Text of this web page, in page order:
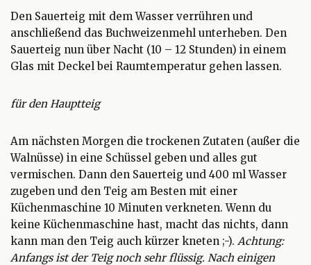
Den Sauerteig mit dem Wasser verrühren und
anschließend das Buchweizenmehl unterheben. Den
Sauerteig nun über Nacht (10 – 12 Stunden) in einem
Glas mit Deckel bei Raumtemperatur gehen lassen.
für den Hauptteig
Am nächsten Morgen die trockenen Zutaten (außer die
Walnüsse) in eine Schüssel geben und alles gut
vermischen. Dann den Sauerteig und 400 ml Wasser
zugeben und den Teig am Besten mit einer
Küchenmaschine 10 Minuten verkneten. Wenn du
keine Küchenmaschine hast, macht das nichts, dann
kann man den Teig auch kürzer kneten ;-). Achtung:
Anfangs ist der Teig noch sehr flüssig. Nach einigen